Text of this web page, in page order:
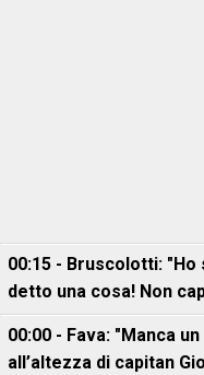
00:15 - Bruscolotti:
detto una cosa! Non
00:00 - Fava: "Manca
all’altezza di capitan